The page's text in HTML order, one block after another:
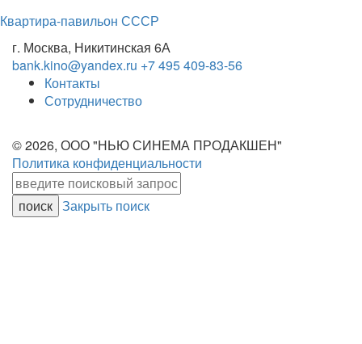
Квартира-павильон СССР
г. Москва, Никитинская 6А
bank.kino@yandex.ru +7 495 409-83-56
Контакты
Сотрудничество
© 2026, ООО "НЬЮ СИНЕМА ПРОДАКШЕН"
Политика конфиденциальности
Закрыть поиск